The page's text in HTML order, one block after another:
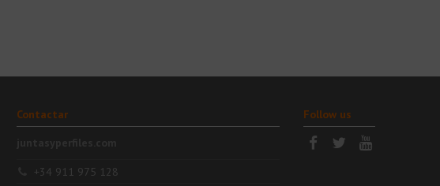
Contactar
+34 911 975 128
Follow us